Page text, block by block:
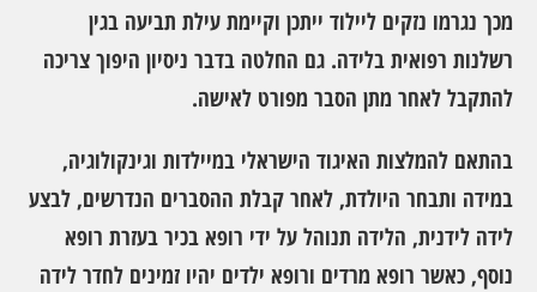
מכך נגרמו נזקים ליילוד ייתכן וקיימת עילת תביעה בגין
רשלנות רפואית בלידה. גם החלטה בדבר ניסיון היפוך צריכה
להתקבל לאחר מתן הסבר מפורט לאישה.
בהתאם להמלצות האיגוד הישראלי במיילדות וגינקולוגיה,
במידה ותבחר היולדת, לאחר קבלת ההסברים הנדרשים, לבצע
לידה לידנית, הלידה תנוהל על ידי רופא בכיר בעזרת רופא
נוסף, כאשר רופא מרדים ורופא ילדים יהיו זמינים לחדר לידה